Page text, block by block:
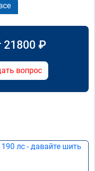
21800 ₽
вопрос